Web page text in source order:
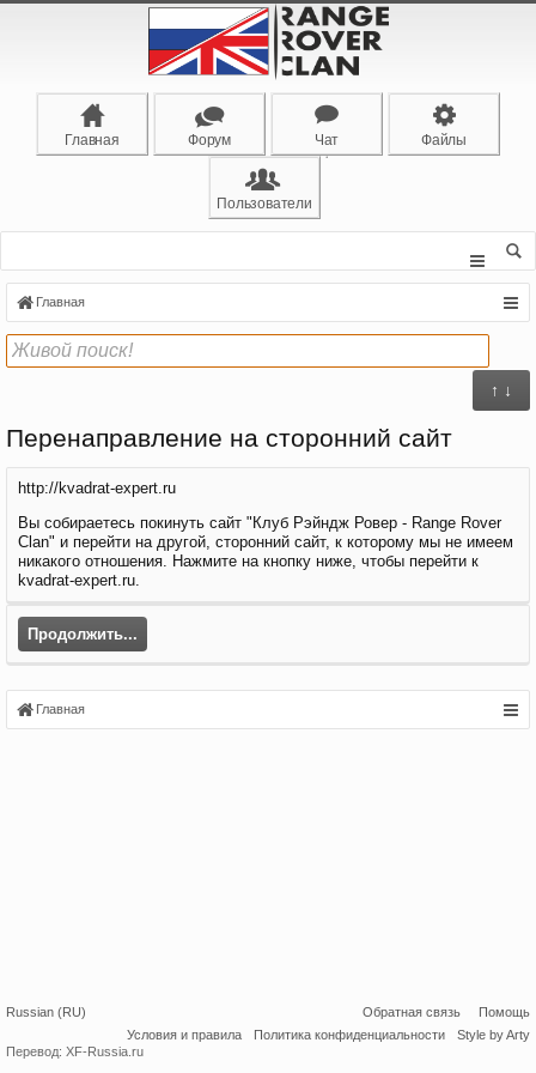
Главная Форум Чат Файлы
Пользователи
Главная
↑ ↓
Перенаправление на сторонний сайт
http://kvadrat-expert.ru
Вы собираетесь покинуть сайт "Клуб Рэйндж Ровер - Range Rover
Clan" и перейти на другой, сторонний сайт, к которому мы не имеем
никакого отношения. Нажмите на кнопку ниже, чтобы перейти к
kvadrat-expert.ru.
Продолжить...
Главная
Russian (RU) Обратная связь
Помощь
Условия и правила
Политика конфиденциальности
Style by Arty
Перевод: XF-Russia.ru